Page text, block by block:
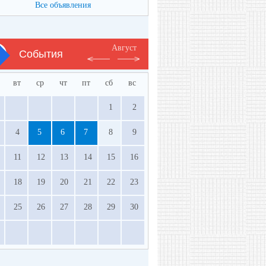
Все объявления
События
Август
вт ср чт пт сб вс
1 2
4 5 6 7 8 9
11 12 13 14 15 16
18 19 20 21 22 23
25 26 27 28 29 30